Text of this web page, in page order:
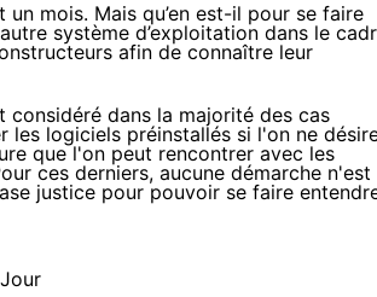
un mois. Mais qu’en est-il pour se faire
système d’exploitation dans le
afin de connaître leur
considéré dans la majorité des cas
les logiciels préinstallés si l'on ne
que l'on peut rencontrer avec les
ces derniers, aucune démarche n'est
justice pour pouvoir se faire